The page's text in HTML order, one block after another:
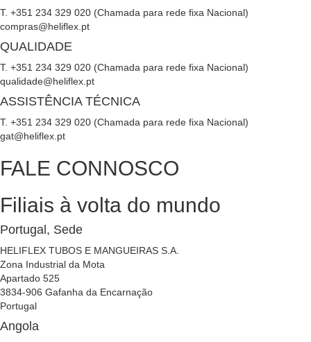
T. +351 234 329 020 (Chamada para rede fixa Nacional)
compras@heliflex.pt
QUALIDADE
T. +351 234 329 020 (Chamada para rede fixa Nacional)
qualidade@heliflex.pt
ASSISTÊNCIA TÉCNICA
T. +351 234 329 020 (Chamada para rede fixa Nacional)
gat@heliflex.pt
FALE CONNOSCO
Filiais à volta do mundo
Portugal, Sede
HELIFLEX TUBOS E MANGUEIRAS S.A.
Zona Industrial da Mota
Apartado 525
3834-906 Gafanha da Encarnação
Portugal
Angola